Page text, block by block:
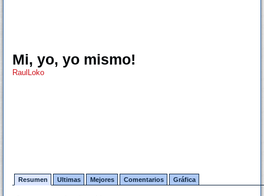
Mi, yo, yo mismo!
RaulLoko
Resumen Ultimas Mejores Comentarios Gráfica